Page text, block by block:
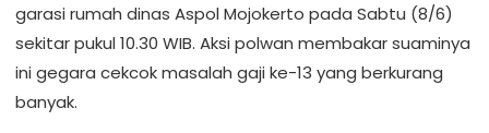
garasi rumah dinas Aspol Mojokerto pada Sabtu (8/6)
sekitar pukul 10.30 WIB. Aksi polwan membakar suaminya
ini gegara cekcok masalah gaji ke-13 yang berkurang
banyak.